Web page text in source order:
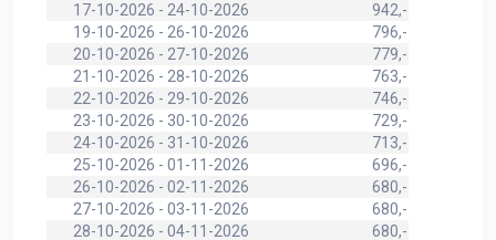
17-10-2026 - 24-10-2026
942,-
19-10-2026 - 26-10-2026
796,-
20-10-2026 - 27-10-2026
779,-
21-10-2026 - 28-10-2026
763,-
22-10-2026 - 29-10-2026
746,-
23-10-2026 - 30-10-2026
729,-
24-10-2026 - 31-10-2026
713,-
25-10-2026 - 01-11-2026
696,-
26-10-2026 - 02-11-2026
680,-
27-10-2026 - 03-11-2026
680,-
28-10-2026 - 04-11-2026
680,-